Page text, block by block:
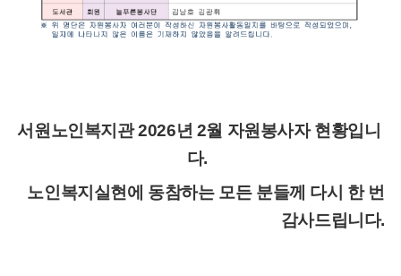
서원노인복지관 2026년 2월 자원봉사자 현황입니
다.
노인복지실현에 동참하는 모든 분들께 다시 한 번
감사드립니다.